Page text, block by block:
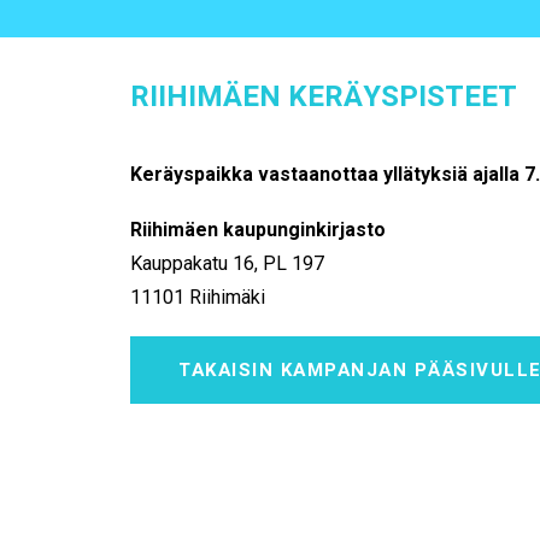
RIIHIMÄEN KERÄYSPISTEET
Keräyspaikka vastaanottaa yllätyksiä ajalla
Riihimäen kaupunginkirjasto
Kauppakatu 16, PL 197
11101 Riihimäki
TAKAISIN KAMPANJAN PÄÄSIVULLE